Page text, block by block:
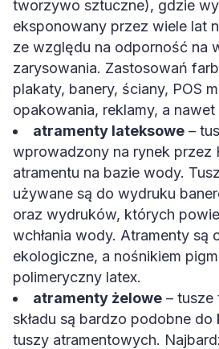
tworzywo sztuczne), gdzie
eksponowany przez wiele lat
ze względu na odporność na
zarysowania. Zastosowań
plakaty, banery, ściany, POS
opakowania, reklamy, a nawet
atramenty lateksowe –
wprowadzony na rynek przez
atramentu na bazie wody.
używane są do wydruku
oraz wydruków, których
wchłania wody. Atramenty są
ekologiczne, a nośnikiem
polimeryczny latex.
atramenty żelowe – tusze
składu są bardzo podobne
tuszy atramentowych.